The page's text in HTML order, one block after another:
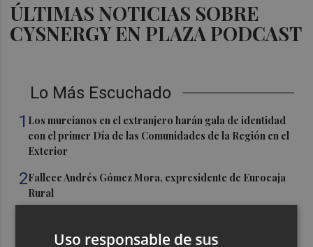
ÚLTIMAS NOTICIAS SOBRE
CYSNERGY EN PLAZA PODCAST
Lo Más Escuchado
1 Los murcianos en el extranjero harán gala de identidad
con el primer Día de las Comunidades de la Región en el
Exterior
2Fallece Andrés Gómez Mora, expresidente de Eurocaja
Rural
de personas mayores y dependientes
Uso responsable de sus